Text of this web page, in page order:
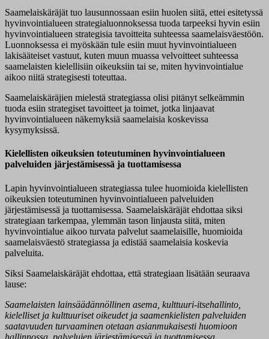
Saamelaiskäräjät tuo lausunnossaan esiin huolen siitä, ettei esitetyssä
hyvinvointialueen strategialuonnoksessa tuoda tarpeeksi hyvin esiin
hyvinvointialueen strategisia tavoitteita suhteessa saamelaisväestöön.
Luonnoksessa ei myöskään tule esiin muut hyvinvointialueen
lakisääteiset vastuut, kuten muun muassa velvoitteet suhteessa
saamelaisten kielellisiin oikeuksiin tai se, miten hyvinvointialue
aikoo niitä strategisesti toteuttaa.
Saamelaiskäräjien mielestä strategiassa olisi pitänyt selkeämmin
tuoda esiin strategiset tavoitteet ja toimet, jotka linjaavat
hyvinvointialueen näkemyksiä saamelaisia koskevissa
kysymyksissä.
Kielellisten oikeuksien toteutuminen hyvinvointialueen
palveluiden järjestämisessä ja tuottamisessa
Lapin hyvinvointialueen strategiassa tulee huomioida kielellisten
oikeuksien toteutuminen hyvinvointialueen palveluiden
järjestämisessä ja tuottamisessa. Saamelaiskäräjät ehdottaa siksi
strategiaan tarkempaa, ylemmän tason linjausta siitä, miten
hyvinvointialue aikoo turvata palvelut saamelaisille, huomioida
saamelaisväestö strategiassa ja edistää saamelaisia koskevia
palveluita.
Siksi Saamelaiskäräjät ehdottaa, että strategiaan lisätään seuraava
lause:
Saamelaisten lainsäädännöllinen asema, kulttuuri-itsehallinto,
kielelliset ja kulttuuriset oikeudet ja saamenkielisten palveluiden
saatavuuden turvaaminen otetaan asianmukaisesti huomioon
hallinnossa, palvelujen järjestämisessä ja tuottamisessa.